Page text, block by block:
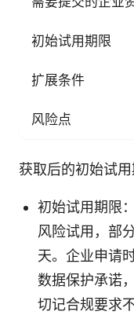
初始试用期限
扩展条件
风险点
获取后的初始试
初始试用期限
风险试用，部
天。企业申请
数据保护承诺
切记合规要求